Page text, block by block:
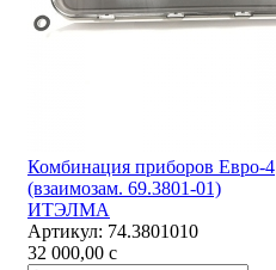
Комбинация приборов Евро-4
(взаимозам. 69.3801-01)
ИТЭЛМА
Артикул: 74.3801010
32 000,00 c